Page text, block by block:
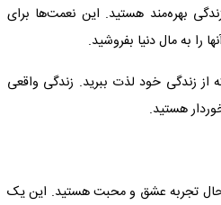
بهره‌مند هستید. این نعمت‌ها برای
را به مال دنیا بفروشید.
زندگی خود لذت ببرید. زندگی واقعی
هستید.
تجربه عشق و محبت هستید. این یک